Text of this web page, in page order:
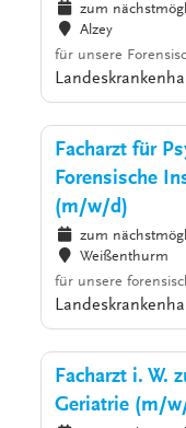
zum
Alzey
für unsere
Facharzt für
Forensische
(m/w/d)
zum
Weißenthurm
für unsere
Facharzt i. W.
Geriatrie (m/